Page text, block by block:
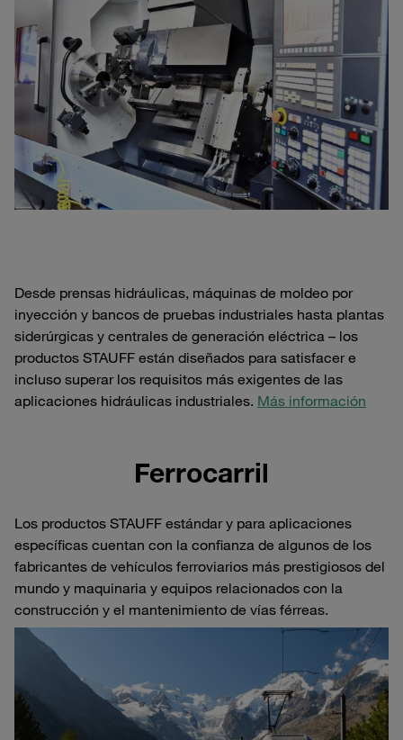
Desde prensas hidráulicas, máquinas de moldeo por
inyección y bancos de pruebas industriales hasta plantas
siderúrgicas y centrales de generación eléctrica – los
productos STAUFF están diseñados para satisfacer e
incluso superar los requisitos más exigentes de las
aplicaciones hidráulicas industriales. Más información
Ferrocarril
Los productos STAUFF estándar y para aplicaciones
específicas cuentan con la confianza de algunos de los
fabricantes de vehículos ferroviarios más prestigiosos del
mundo y maquinaria y equipos relacionados con la
construcción y el mantenimiento de vías férreas.